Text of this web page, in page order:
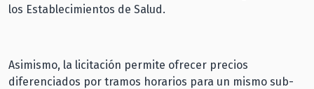
los Establecimientos de Salud.
Asimismo, la licitación permite ofrecer precios
diferenciados por tramos horarios para un mismo sub-